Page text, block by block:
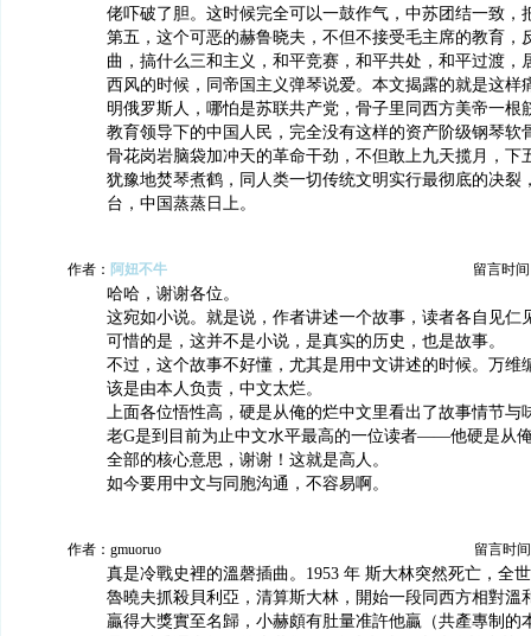
佬吓破了胆。这时候完全可以一鼓作气，中苏团结一致，
第五，这个可恶的赫鲁晓夫，不但不接受毛主席的教育，
曲，搞什么三和主义，和平竞赛，和平共处，和平过渡，
西风的时候，同帝国主义弹琴说爱。本文揭露的就是这样
明俄罗斯人，哪怕是苏联共产党，骨子里同西方美帝一根
教育领导下的中国人民，完全没有这样的资产阶级钢琴软
骨花岗岩脑袋加冲天的革命干劲，不但敢上九天揽月，下
犹豫地焚琴煮鹤，同人类一切传统文明实行最彻底的决裂
台，中国蒸蒸日上。
作者： 阿妞不牛 留言时间
哈哈，谢谢各位。
这宛如小说。就是说，作者讲述一个故事，读者各自见仁
可惜的是，这并不是小说，是真实的历史，也是故事。
不过，这个故事不好懂，尤其是用中文讲述的时候。万维
该是由本人负责，中文太烂。
上面各位悟性高，硬是从俺的烂中文里看出了故事情节与
老G是到目前为止中文水平最高的一位读者——他硬是从
全部的核心意思，谢谢！这就是高人。
如今要用中文与同胞沟通，不容易啊。
作者：gmuoruo 留言时
真是冷戰史裡的溫磬插曲。1953 年 斯大林突然死亡，全
魯曉夫抓殺貝利亞，清算斯大林，開始一段同西方相對溫
贏得大獎實至名歸，小赫頗有肚量准許他贏（共產專制的